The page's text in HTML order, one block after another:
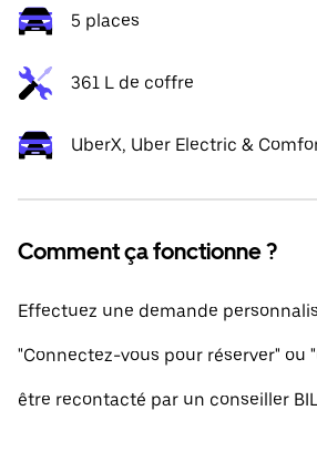
5 places
361 L de coffre
UberX, Uber Electric &
Comment ça fonctionne ?
Effectuez une demande
"Connectez-vous pour réserver" ou
être recontacté par un conseiller